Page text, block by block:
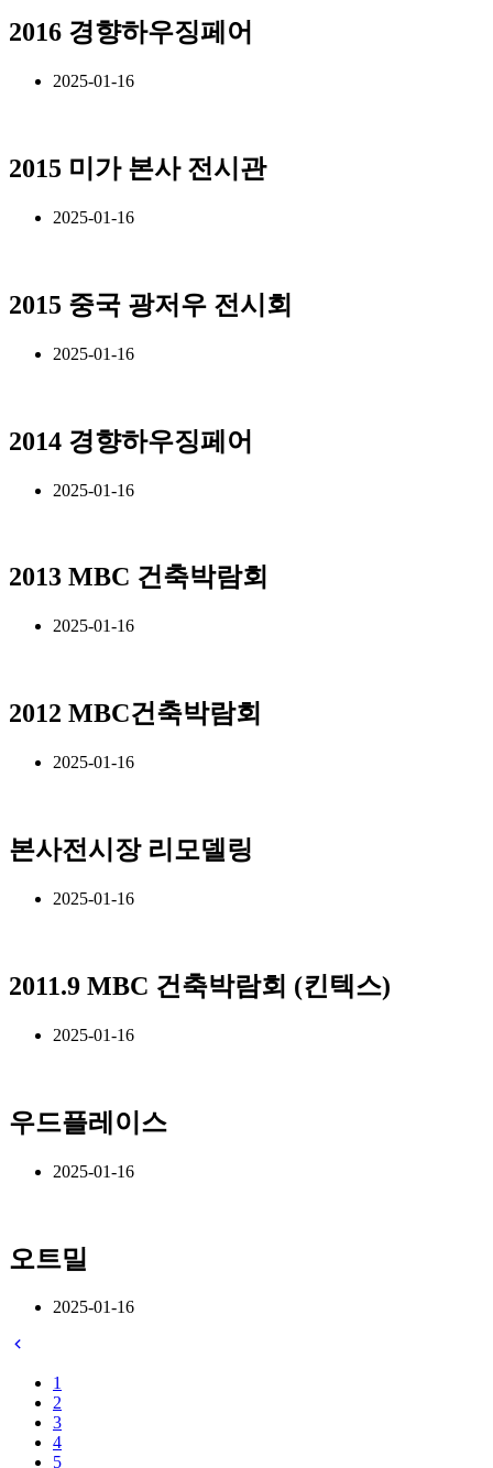
2016 경향하우징페어
2025-01-16
2015 미가 본사 전시관
2025-01-16
2015 중국 광저우 전시회
2025-01-16
2014 경향하우징페어
2025-01-16
2013 MBC 건축박람회
2025-01-16
2012 MBC건축박람회
2025-01-16
본사전시장 리모델링
2025-01-16
2011.9 MBC 건축박람회 (킨텍스)
2025-01-16
우드플레이스
2025-01-16
오트밀
2025-01-16
1
2
3
4
5